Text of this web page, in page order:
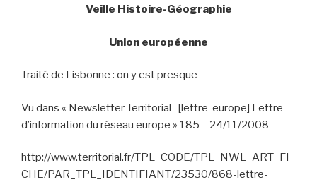
Veille Histoire-Géographie
Union européenne
Traité de Lisbonne : on y est presque
Vu dans « Newsletter Territorial- [lettre-europe] Lettre
d’information du réseau europe » 185 – 24/11/2008
http://www.territorial.fr/TPL_CODE/TPL_NWL_ART_FI
CHE/PAR_TPL_IDENTIFIANT/23530/868-lettre-